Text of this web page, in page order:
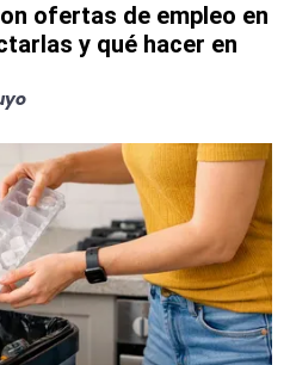
ofertas de empleo en
y qué hacer en